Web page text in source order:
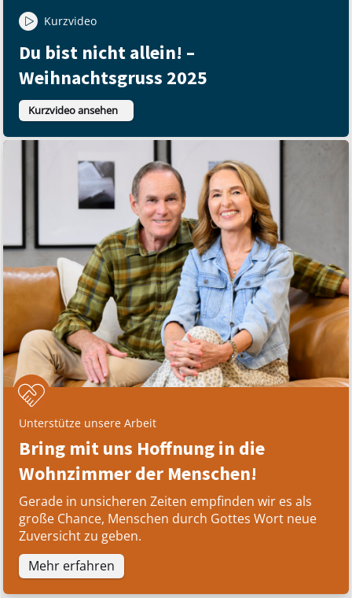
Kurzvideo
Du bist nicht allein! –
Weihnachtsgruss 2025
Kurzvideo ansehen
Unterstütze unsere Arbeit
Bring mit uns Hoffnung in die
Wohnzimmer der Menschen!
Gerade in unsicheren Zeiten empfinden wir es als
große Chance, Menschen durch Gottes Wort neue
Zuversicht zu geben.
Mehr erfahren